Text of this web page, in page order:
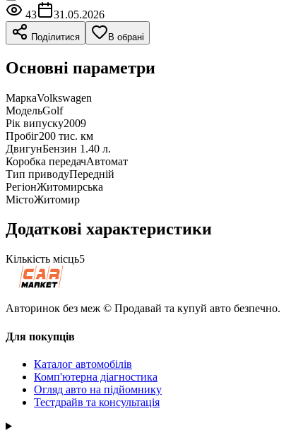
43 31.05.2026
Поділитися В обрані
Основні параметри
МаркаVolkswagen
МодельGolf
Рік випуску2009
Пробіг200 тис. км
ДвигунБензин 1.40 л.
Коробка передачАвтомат
Тип приводуПередній
РегіонЖитомирська
МістоЖитомир
Додаткові характеристики
Кількість місць5
Авторинок без меж © Продавай та купуй авто безпечно.
Для покупців
Каталог автомобілів
Комп'ютерна діагностика
Огляд авто на підйомнику
Тестдрайв та консультація